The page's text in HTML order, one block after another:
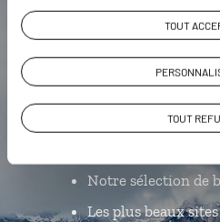
TOUT
TOUT
Luciole,
l'appli qui vous
Kirghizistan
L’itinéraire vers
Notre sélection de
Les plus beaux